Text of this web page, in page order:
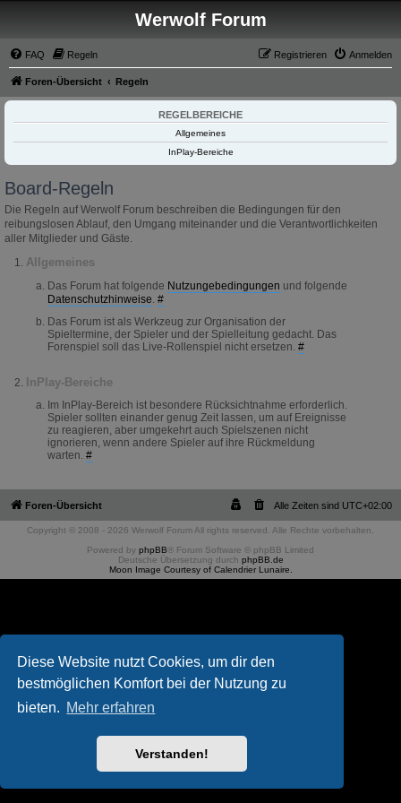
Diese Website nutzt Cookies, um dir den
bestmöglichen Komfort bei der Nutzung zu
bieten. Mehr erfahren
Verstanden!
Werwolf Forum
FAQ Regeln Anmelden
Registrieren
Foren-Übersicht Regeln
REGELBEREICHE
Allgemeines
InPlay-Bereiche
Board-Regeln
Die Regeln auf Werwolf Forum beschreiben die Bedingungen für den
reibungslosen Ablauf, den Umgang miteinander und die Verantwortlichkeiten
aller Mitglieder und Gäste.
Allgemeines
Das Forum hat folgende Nutzungebedingungen und folgende
Datenschutzhinweise #
Das Forum ist als Werkzeug zur Organisation der
Spieltermine, der Spieler und der Spielleitung gedacht. Das
Forenspiel soll das Live-Rollenspiel nicht ersetzen. #
InPlay-Bereiche
Im InPlay-Bereich ist besondere Rücksichtnahme erforderlich.
Spieler sollten einander genug Zeit lassen, um auf Ereignisse
zu reagieren, aber umgekehrt auch Spielszenen nicht
ignorieren, wenn andere Spieler auf ihre Rückmeldung
warten. #
Foren-Übersicht Alle Zeiten sind UTC+02:00
Copyright © 2008 - 2026 Werwolf Forum All rights reserved. Alle Rechte vorbehalten.
Powered by phpBB ® Forum Software © phpBB Limited
Deutsche Übersetzung durch phpBB.de
Moon Image Courtesy of Calendrier Lunaire.